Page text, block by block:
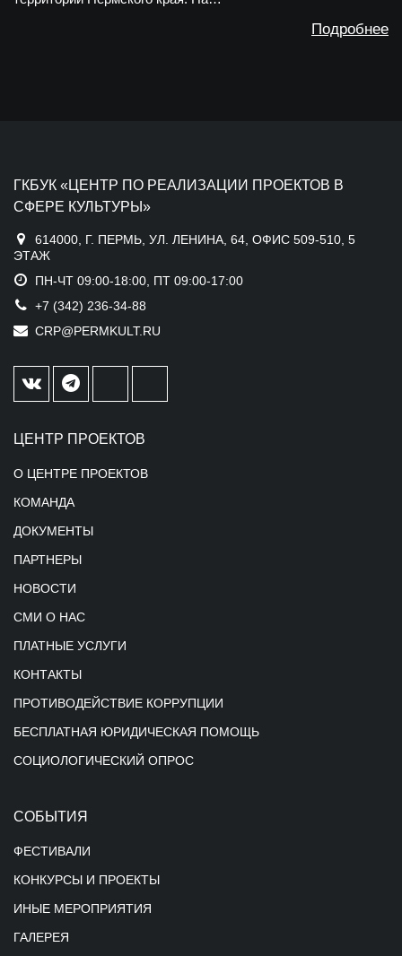
Подробнее
ГКБУК «ЦЕНТР ПО РЕАЛИЗАЦИИ ПРОЕКТОВ В
СФЕРЕ КУЛЬТУРЫ»
614000, Г. ПЕРМЬ, УЛ. ЛЕНИНА, 64, ОФИС 509-510, 5
ЭТАЖ
ПН-ЧТ 09:00-18:00, ПТ 09:00-17:00
+7 (342) 236-34-88
CRP@PERMKULT.RU
ЦЕНТР ПРОЕКТОВ
О ЦЕНТРЕ ПРОЕКТОВ
КОМАНДА
ДОКУМЕНТЫ
ПАРТНЕРЫ
НОВОСТИ
СМИ О НАС
ПЛАТНЫЕ УСЛУГИ
КОНТАКТЫ
ПРОТИВОДЕЙСТВИЕ КОРРУПЦИИ
БЕСПЛАТНАЯ ЮРИДИЧЕСКАЯ ПОМОЩЬ
СОЦИОЛОГИЧЕСКИЙ ОПРОС
СОБЫТИЯ
ФЕСТИВАЛИ
КОНКУРСЫ И ПРОЕКТЫ
ИНЫЕ МЕРОПРИЯТИЯ
ГАЛЕРЕЯ